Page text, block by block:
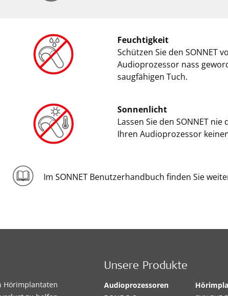
Feuchtigkeit
Schützen Sie den SONNET
Audioprozessor nass
saugfähigen Tuch.
Sonnenlicht
Lassen Sie den SONNET
Ihren Audioprozessor
Im SONNET Benutzerhandbuch finden Sie
Hörimplantaten
Unsere Produkte
Audioprozessoren